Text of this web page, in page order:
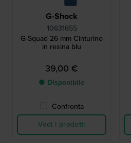
G-Shock
10631655
G-Squad 26 mm Cinturino
in resina blu
39,00 €
● Disponibile
Confronta
Vedi i prodotti